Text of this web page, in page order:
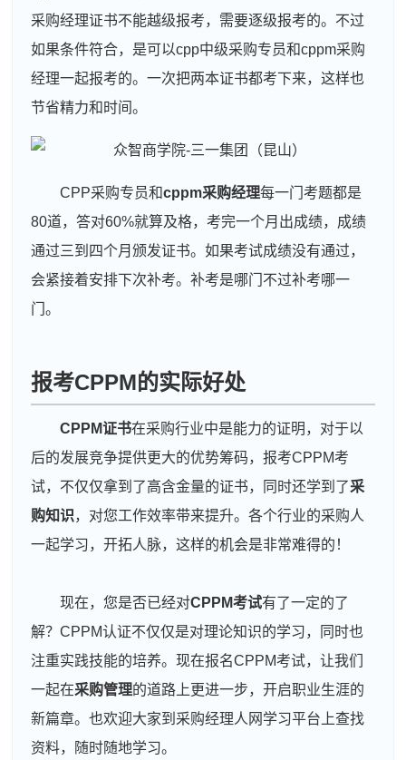
采购经理证书不能越级报考，需要逐级报考的。不过
如果条件符合，是可以cpp中级采购专员和cppm采购
经理一起报考的。一次把两本证书都考下来，这样也
节省精力和时间。
CPP采购专员和cppm采购经理每一门考题都是
80道，答对60%就算及格，考完一个月出成绩，成绩
通过三到四个月颁发证书。如果考试成绩没有通过，
会紧接着安排下次补考。补考是哪门不过补考哪一
门。
报考CPPM的实际好处
CPPM证书在采购行业中是能力的证明，对于以
后的发展竞争提供更大的优势筹码，报考CPPM考
试，不仅仅拿到了高含金量的证书，同时还学到了采
购知识，对您工作效率带来提升。各个行业的采购人
一起学习，开拓人脉，这样的机会是非常难得的！
现在，您是否已经对CPPM考试有了一定的了
解？CPPM认证不仅仅是对理论知识的学习，同时也
注重实践技能的培养。现在报名CPPM考试，让我们
一起在采购管理的道路上更进一步，开启职业生涯的
新篇章。也欢迎大家到采购经理人网学习平台上查找
资料，随时随地学习。